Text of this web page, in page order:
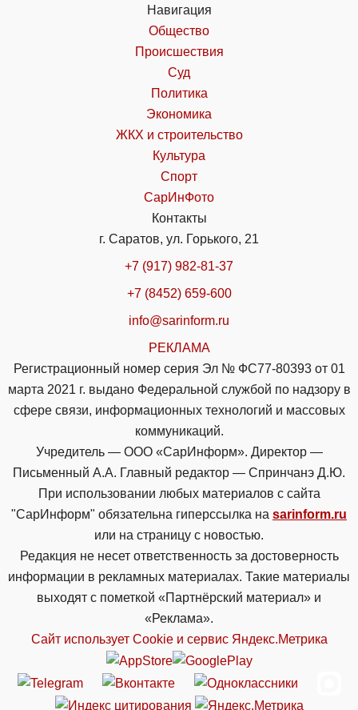
Навигация
Общество
Происшествия
Суд
Политика
Экономика
ЖКХ и строительство
Культура
Спорт
СарИнФото
Контакты
г. Саратов, ул. Горького, 21
+7 (917) 982-81-37
+7 (8452) 659-600
info@sarinform.ru
РЕКЛАМА
Регистрационный номер серия Эл № ФС77-80393 от 01
марта 2021 г. выдано Федеральной службой по надзору в
сфере связи, информационных технологий и массовых
коммуникаций.
Учредитель — ООО «СарИнформ». Директор —
Письменный А.А. Главный редактор — Спринчанэ Д.Ю.
При использовании любых материалов с сайта
"СарИнформ" обязательна гиперссылка на sarinform.ru
или на страницу с новостью.
Редакция не несет ответственность за достоверность
информации в рекламных материалах. Такие материалы
выходят с пометкой «Партнёрский материал» и
«Реклама».
Сайт использует Cookie и сервиc Яндекс.Метрика